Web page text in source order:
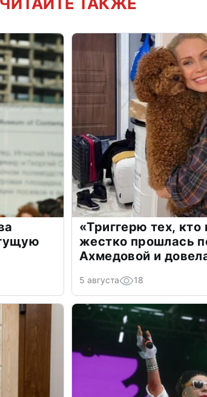
«Триггерю тех, кто
жестко прошлась
Ахмедовой и
5 августа 18